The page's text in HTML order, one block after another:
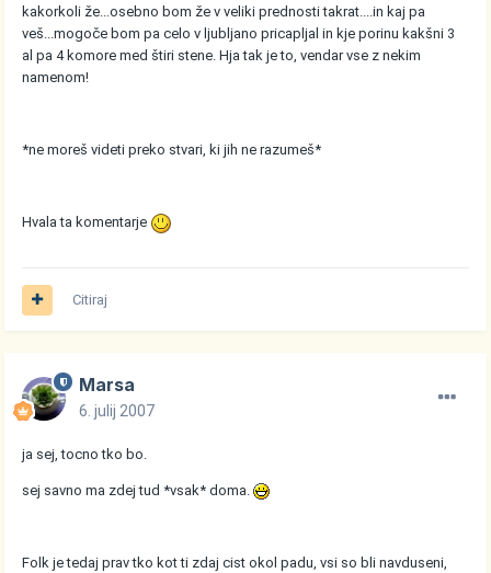
kakorkoli že...osebno bom že v veliki prednosti takrat....in kaj pa
veš...mogoče bom pa celo v ljubljano pricapljal in kje porinu kakšni 3
al pa 4 komore med štiri stene. Hja tak je to, vendar vse z nekim
namenom!
*ne moreš videti preko stvari, ki jih ne razumeš*
Hvala ta komentarje
Citiraj
Marsa
6. julij 2007
ja sej, tocno tko bo.
sej savno ma zdej tud *vsak* doma.
Folk je tedaj prav tko kot ti zdaj cist okol padu, vsi so bli navduseni,